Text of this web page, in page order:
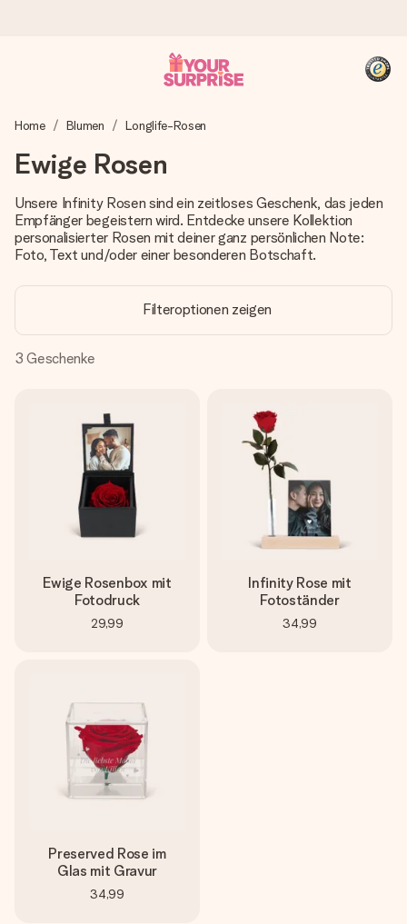
Wir bereiten dein Geschenk sorgfältig vor und schicken es
überreichen kannst, wenn es am meisten zählt.
4,8 (basierend auf +15.000 Bewertungen)
4,8 bei Google Reviews (Gesamtergebnis aller Länder, in
Montag - Freitag : 8:30 - 17:00 Uhr
Samstag - Sonntag : 8:30 - 13:00 Uhr
Home Blumen Longlife-Rosen
Ewige Rosen
Unsere Infinity Rosen sind ein zeitloses Geschenk, das jeden
Empfänger begeistern wird. Entdecke unsere Kollektion
personalisierter Rosen mit deiner ganz persönlichen Note:
Foto, Text und/oder einer besonderen Botschaft.
Filteroptionen zeigen
3 Geschenke
Ewige Rosenbox mit
Fotodruck
29,99
Infinity Rose mit
Fotoständer
34,99
Preserved Rose im
Glas mit Gravur
34,99